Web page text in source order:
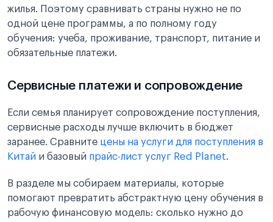
жилья. Поэтому сравнивать страны нужно не по
одной цене программы, а по полному году
обучения: учеба, проживание, транспорт, питание и
обязательные платежи.
Сервисные платежи и сопровождение
Если семья планирует сопровождение поступления,
сервисные расходы лучше включить в бюджет
заранее. Сравните цены на услуги для поступления в
Китай и базовый прайс-лист услуг Red Planet.
В разделе мы собираем материалы, которые
помогают превратить абстрактную цену обучения в
рабочую финансовую модель: сколько нужно до